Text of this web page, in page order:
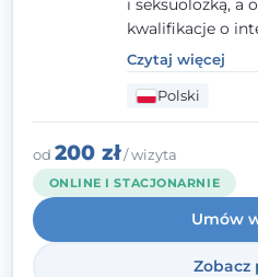
i seksuolożką, a
kwalifikacje o
Pracuję w nurcie
metody o
Towarzyszę
radzeniu sobie z
doświadczeniami
Czytaj więcej
Polski
od 200 zł/ wizyta
ONLINE I STACJONARNIE
Umów
Zobacz